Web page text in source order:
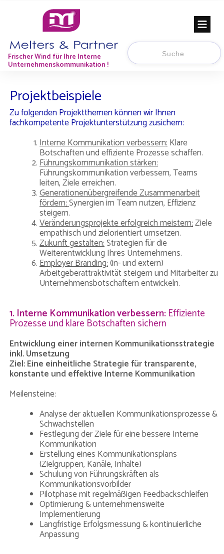
Frischer Wind für Ihre Interne
Unternehmenskommunikation !
Projektbeispiele
Zu folgenden Projektthemen können wir Ihnen
fachkompetente Projektunterstützung zusichern:
Interne Kommunikation verbessern:Klare
Botschaften und effiziente Prozesse schaffen.
Führungskommunikation stärken:
Führungskommunikation verbessern, Teams
leiten, Ziele erreichen.
Generationenübergreifende Zusammenarbeit
fördern:Synergien im Team nutzen, Effizienz
steigern.
Veränderungsprojekte erfolgreich meistern:Ziele
empathisch und zielorientiert umsetzen.
Zukunft gestalten:Strategien für die
Weiterentwicklung Ihres Unternehmens.
Employer Branding:(in- und extern)
Arbeitgeberattraktivität steigern und Mitarbeiter zu
Unternehmensbotschaftern entwickeln.
1. Interne Kommunikation verbessern:Effiziente
Prozesse und klare Botschaften sichern
Entwicklung einer internen Kommunikationsstrategie
inkl. Umsetzung
Ziel: Eine einheitliche Strategie für transparente,
konstante und effektive Interne Kommunikation
Meilensteine:
Analyse der aktuellen Kommunikationsprozesse &
Schwachstellen
Festlegung der Ziele für eine bessere Interne
Kommunikation
Erstellung eines Kommunikationsplans
(Zielgruppen, Kanäle, Inhalte)
Schulung von Führungskräften als
Kommunikationsvorbilder
Pilotphase mit regelmäßigen Feedbackschleifen
Optimierung & unternehmensweite
Implementierung
Langfristige Erfolgsmessung & kontinuierliche
Anpassung